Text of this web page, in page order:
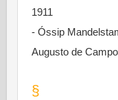
1911
- Óssip
Augusto de
§